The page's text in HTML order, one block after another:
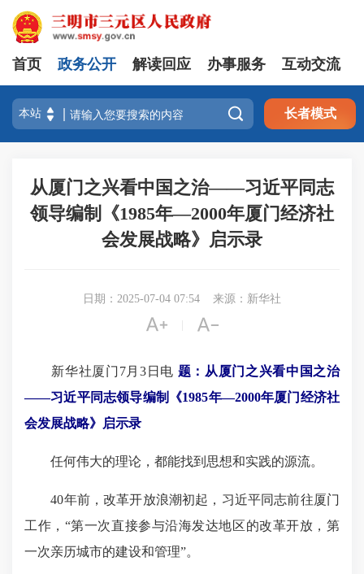
首页 政务公开 解读回应 办事服务 互动交流
 长者模式
从厦门之兴看中国之治——习近平同志
领导编制《1985年—2000年厦门经济社
会发展战略》启示录
日期：2025-07-04 07:54 来源：新华社
 
新华社厦门7月3日电 题：从厦门之兴看中国之治
——习近平同志领导编制《1985年—2000年厦门经济社
会发展战略》启示录
任何伟大的理论，都能找到思想和实践的源流。
40年前，改革开放浪潮初起，习近平同志前往厦门
工作，“第一次直接参与沿海发达地区的改革开放，第
一次亲历城市的建设和管理”。